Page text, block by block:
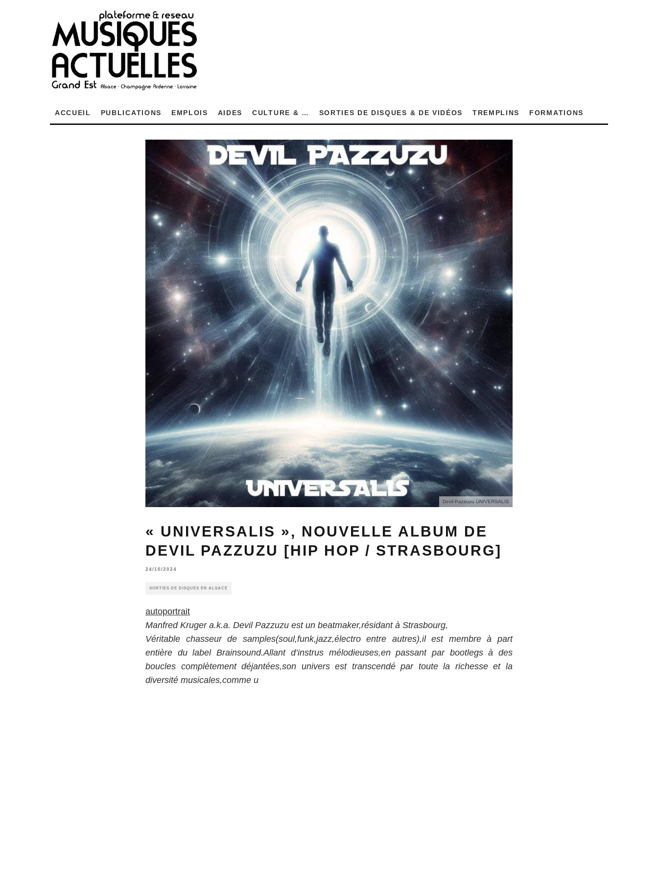
ACCUEIL PUBLICATIONS EMPLOIS AIDES CULTURE & … SORTIES DE DISQUES & DE VIDÉOS TREMPLINS FORMATIONS
Devil Pazzuzu UNIVERSALIS
« UNIVERSALIS », NOUVELLE ALBUM DE
DEVIL PAZZUZU [HIP HOP / STRASBOURG]
24/10/2024
SORTIES DE DISQUES EN ALSACE
autoportrait
Manfred Kruger a.k.a. Devil Pazzuzu est un beatmaker,résidant à Strasbourg,
Véritable chasseur de samples(soul,funk,jazz,électro entre autres),il est membre à part
entière du label Brainsound.Allant d’instrus mélodieuses,en passant par bootlegs à des
boucles complètement déjantées,son univers est transcendé par toute la richesse et la
diversité musicales,comme u